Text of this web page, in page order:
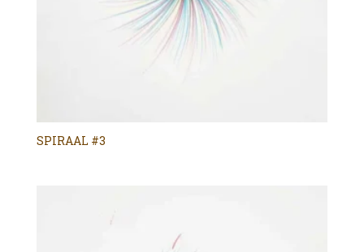
SPIRAAL #3